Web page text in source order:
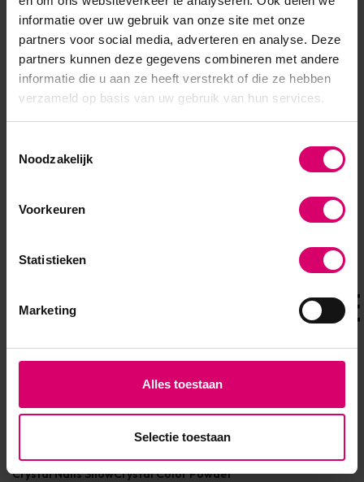
informatie over uw gebruik van onze site met onze
partners voor social media, adverteren en analyse. Deze
partners kunnen deze gegevens combineren met andere
informatie die u aan ze heeft verstrekt of die ze hebben
verzameld op basis van uw gebruik van hun services.
Noodzakelijk
Voorkeuren
Statistieken
Marketing
Alles toestaan
Selectie toestaan
Op voorraad
8,95 4,48
excl. btw
Op voorraad
8,95 4,48
excl. btw
Crystal Nails Florence Beauty and Nails
Crystal Nails SnowCrystal Color Powder